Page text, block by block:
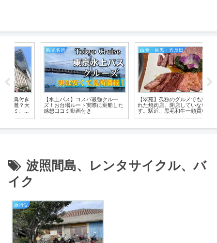
パ最強クルー
実際に乗船した
白金・目黒・五反田
【翠苑】孤独のグルメでも紹介さ
れた焼肉店。閉店していないで
す。駅近、黒毛和牛一頭買い。個
新宿・新大久保・池袋
【新宿グルメおすすめ厳選
行列の人気店。オシャレで
デートに使える店や老舗の
波照間島、レンタサイクル、バ
イク
旅行記